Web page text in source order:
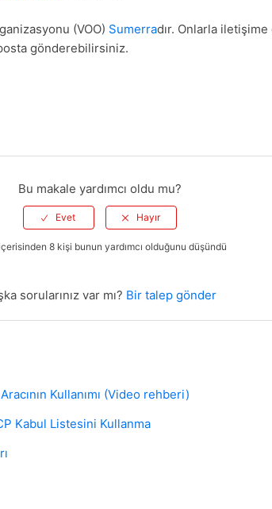
(VOO) Sumerradır. Onlarla
gönderebilirsiniz.
Bu makale yardımcı oldu mu?
8 kişi bunun yardımcı olduğunu düşündü
sorularınız var mı? Bir talep gönder
Kullanımı (Video rehberi)
Kabul Listesini Kullanma